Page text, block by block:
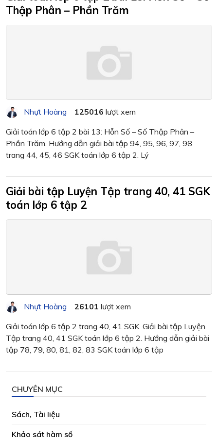
Thập Phân – Phần Trăm
Nhựt Hoàng 125016 lượt xem
Giải toán lớp 6 tập 2 bài 13: Hỗn Số – Số Thập Phân –
Phần Trăm. Hướng dẫn giải bài tập 94, 95, 96, 97, 98
trang 44, 45, 46 SGK toán lớp 6 tập 2. Lý
Giải bài tập Luyện Tập trang 40, 41 SGK
toán lớp 6 tập 2
Nhựt Hoàng 26101 lượt xem
Giải toán lớp 6 tập 2 trang 40, 41 SGK. Giải bài tập Luyện
Tập trang 40, 41 SGK toán lớp 6 tập 2. Hướng dẫn giải bài
tập 78, 79, 80, 81, 82, 83 SGK toán lớp 6 tập
CHUYÊN MỤC
Sách, Tài liệu
Khảo sát hàm số